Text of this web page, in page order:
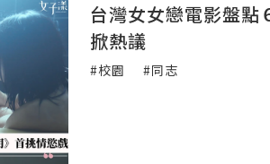
台灣女女戀電影盤點
掀熱議
#校園 #同志